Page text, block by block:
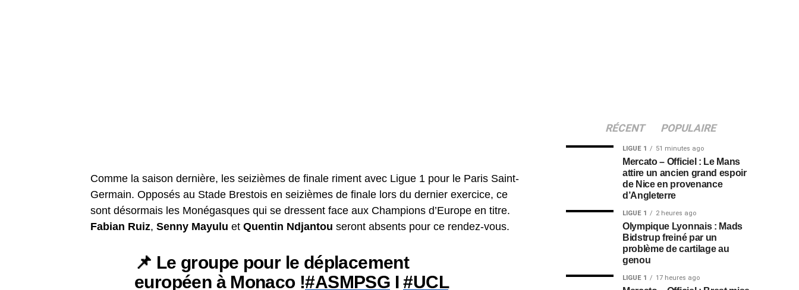
Comme la saison dernière, les seizièmes de finale riment avec Ligue 1 pour le Paris Saint-
Germain. Opposés au Stade Brestois en seizièmes de finale lors du dernier exercice, ce
sont désormais les Monégasques qui se dressent face aux Champions d’Europe en titre.
Fabian Ruiz, Senny Mayulu et Quentin Ndjantou seront absents pour ce rendez-vous.
📌 Le groupe pour le déplacement
européen à Monaco !#ASMPSG I#UCL
RÉCENT POPULAIRE
LIGUE 1 51 minutes ago
Mercato – Officiel : Le Mans
attire un ancien grand espoir
de Nice en provenance
d’Angleterre
LIGUE 1 2 heures ago
Olympique Lyonnais : Mads
Bidstrup freiné par un
problème de cartilage au
genou
LIGUE 1 17 heures ago